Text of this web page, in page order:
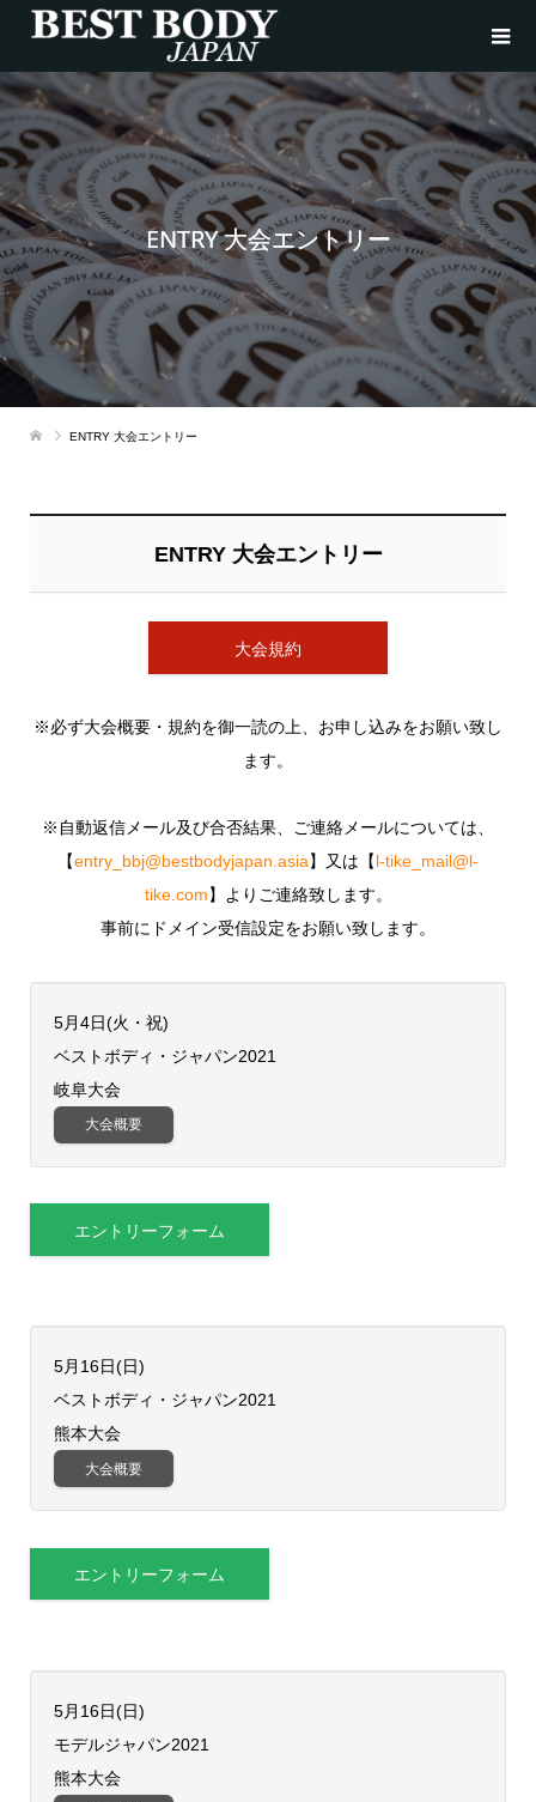
ENTRY 大会エントリー
ENTRY 大会エントリー
ENTRY 大会エントリー
大会規約
※必ず大会概要・規約を御一読の上、お申し込みをお願い致し
ます。
※自動返信メール及び合否結果、ご連絡メールについては、
【entry_bbj@bestbodyjapan.asia】又は【l-tike_mail@l-
tike.com】よりご連絡致します。
事前にドメイン受信設定をお願い致します。
5月4日(火・祝)
​ベストボディ・ジャパン2021
岐阜大会
大会概要
エントリーフォーム
5月16日(日)
​ベストボディ・ジャパン2021
熊本大会
大会概要
エントリーフォーム
5月16日(日)
​モデルジャパン2021
熊本大会